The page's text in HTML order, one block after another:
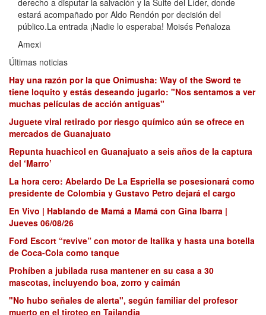
estará acompañado por Aldo Rendón por decisión del
público.La entrada ¡Nadie lo esperaba! Moisés Peñaloza
Amexi
Últimas noticias
Hay una razón por la que Onimusha: Way of the Sword te
tiene loquito y estás deseando jugarlo: "Nos sentamos a ver
muchas películas de acción antiguas"
Juguete viral retirado por riesgo químico aún se ofrece en
mercados de Guanajuato
Repunta huachicol en Guanajuato a seis años de la captura
del ‘Marro’
La hora cero: Abelardo De La Espriella se posesionará como
presidente de Colombia y Gustavo Petro dejará el cargo
En Vivo | Hablando de Mamá a Mamá con Gina Ibarra |
Jueves 06/08/26
Ford Escort “revive” con motor de Italika y hasta una botella
de Coca-Cola como tanque
Prohíben a jubilada rusa mantener en su casa a 30
mascotas, incluyendo boa, zorro y caimán
"No hubo señales de alerta", según familiar del profesor
muerto en el tiroteo en Tailandia